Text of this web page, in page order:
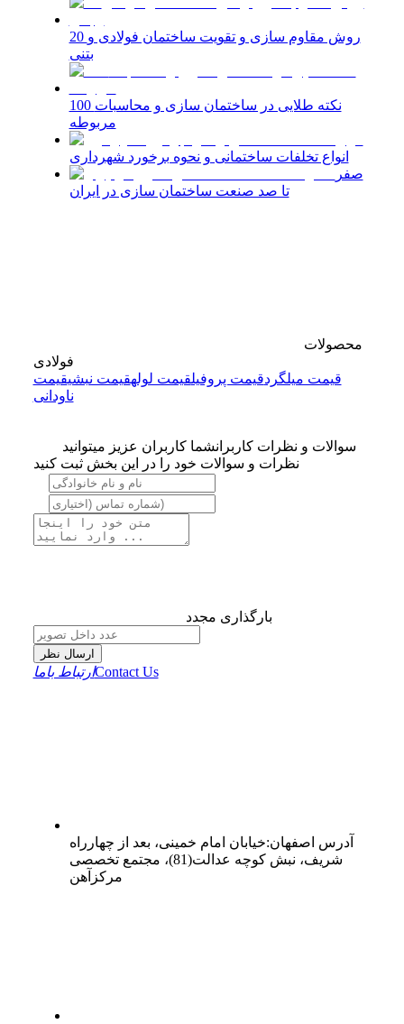
20 روش مقاوم سازی و تقویت ساختمان فولادی و
بتنی
100 نکته طلایی در ساختمان سازی و محاسبات
مربوطه
انواع تخلفات ساختمانی و نحوه برخورد شهرداری
صفر
تا صد صنعت ساختمان سازی در ایران
محصولات
فولادی
قیمت میلگردقیمت پروفیلقیمت لولهقیمت نبشیقیمت
ناودانی
سوالات و نظرات کاربرانشما کاربران عزیز میتوانید
نظرات و سوالات خود را در این بخش ثبت کنید
بارگذاری مجدد
ارسال نظر
ارتباط باماContact Us
آدرس اصفهان:خیابان امام خمینی، بعد از چهارراه
شریف، نبش کوچه عدالت(81)، مجتمع تخصصی
مرکزآهن